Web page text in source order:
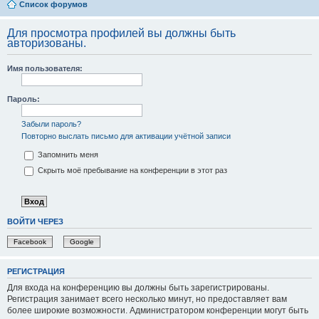
Список форумов
Для просмотра профилей вы должны быть
авторизованы.
Имя пользователя:
Пароль:
Забыли пароль?
Повторно выслать письмо для активации учётной записи
Запомнить меня
Скрыть моё пребывание на конференции в этот раз
ВОЙТИ ЧЕРЕЗ
Facebook Google
РЕГИСТРАЦИЯ
Для входа на конференцию вы должны быть зарегистрированы.
Регистрация занимает всего несколько минут, но предоставляет вам
более широкие возможности. Администратором конференции могут быть